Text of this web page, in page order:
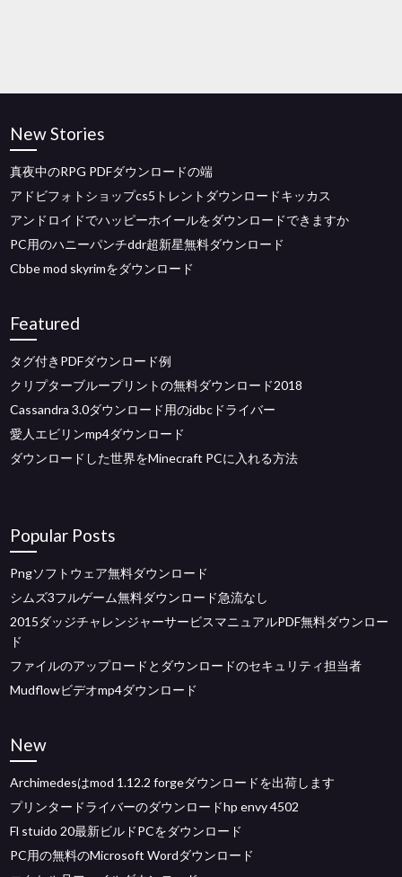
New Stories
真夜中のRPG PDFダウンロードの端
アドビフォトショップcs5トレントダウンロードキッカス
アンドロイドでハッピーホイールをダウンロードできますか
PC用のハニーパンチddr超新星無料ダウンロード
Cbbe mod skyrimをダウンロード
Featured
タグ付きPDFダウンロード例
クリプターブループリントの無料ダウンロード2018
Cassandra 3.0ダウンロード用のjdbcドライバー
愛人エビリンmp4ダウンロード
ダウンロードした世界をMinecraft PCに入れる方法
Popular Posts
Pngソフトウェア無料ダウンロード
シムズ3フルゲーム無料ダウンロード急流なし
2015ダッジチャレンジャーサービスマニュアルPDF無料ダウンロー
ド
ファイルのアップロードとダウンロードのセキュリティ担当者
Mudflowビデオmp4ダウンロード
New
Archimedesはmod 1.12.2 forgeダウンロードを出荷します
プリンタードライバーのダウンロードhp envy 4502
Fl stuido 20最新ビルドPCをダウンロード
PC用の無料のMicrosoft Wordダウンロード